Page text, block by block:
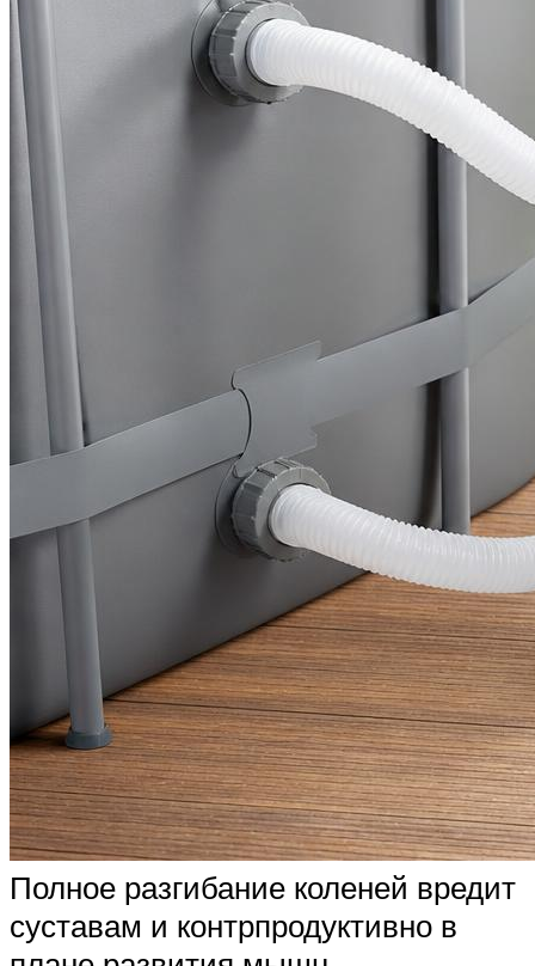
Полное разгибание коленей вредит
суставам и контрпродуктивно в